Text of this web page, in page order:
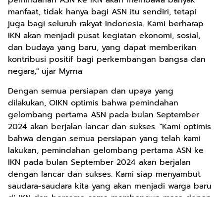
manfaat, tidak hanya bagi ASN itu sendiri, tetapi
juga bagi seluruh rakyat Indonesia. Kami berharap
IKN akan menjadi pusat kegiatan ekonomi, sosial,
dan budaya yang baru, yang dapat memberikan
kontribusi positif bagi perkembangan bangsa dan
negara," ujar Myrna.
Dengan semua persiapan dan upaya yang
dilakukan, OIKN optimis bahwa pemindahan
gelombang pertama ASN pada bulan September
2024 akan berjalan lancar dan sukses. "Kami optimis
bahwa dengan semua persiapan yang telah kami
lakukan, pemindahan gelombang pertama ASN ke
IKN pada bulan September 2024 akan berjalan
dengan lancar dan sukses. Kami siap menyambut
saudara-saudara kita yang akan menjadi warga baru